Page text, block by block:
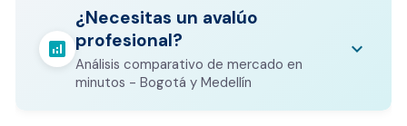
otros costos legales que varían según el
valor del inmueble.
CALCULADORA DE GASTOS NOTARIALES
analytics
¿Necesitas un avalúo
profesional?
Análisis comparativo de mercado en
minutos - Bogotá y Medellín
keyboard_arrow_down